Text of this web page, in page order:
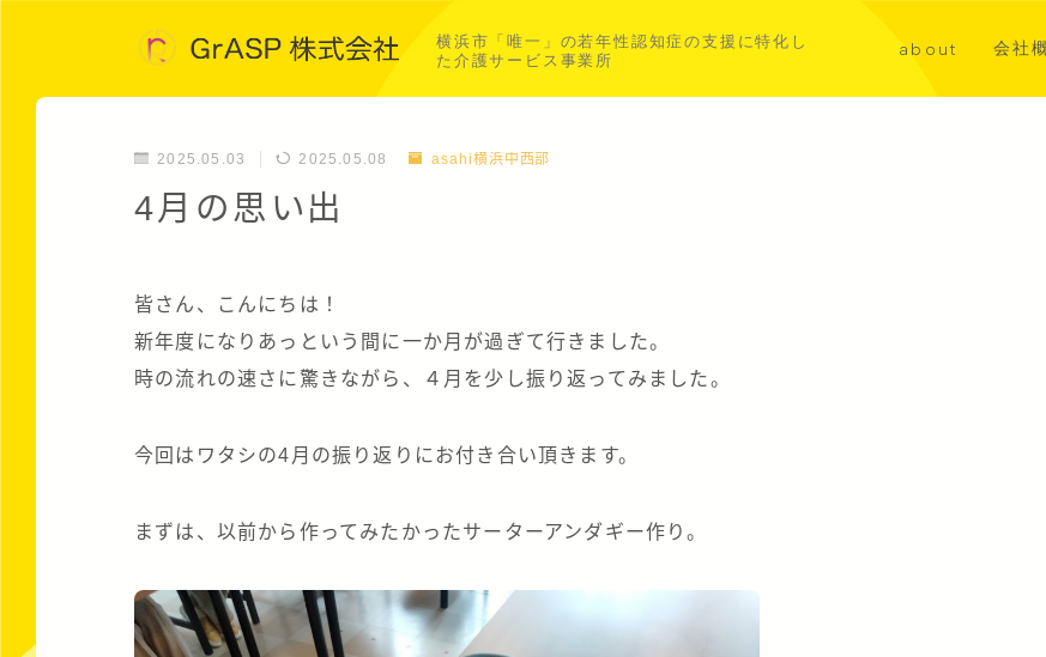
横浜市「唯一」の若年性認知症の支援に特化し
た介護サービス事業所
about 会社
共同
2025.05.03 2025.05.08 asahi横浜中西部
4月の思い出
皆さん、こんにちは！
新年度になりあっという間に一か月が過ぎて行きました。
時の流れの速さに驚きながら、４月を少し振り返ってみました。
今回はワタシの4月の振り返りにお付き合い頂きます。
まずは、以前から作ってみたかったサーターアンダギー作り。